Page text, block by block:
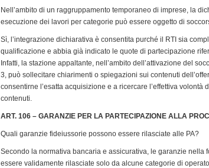
Nell’ambito di un raggruppamento temporaneo di imprese, la
esecuzione dei lavori per categorie può essere oggetto di
Sì, l’integrazione dichiarativa è consentita purché il RTI sia
qualificazione e abbia già indicato le quote di partecipazione
Infatti, la stazione appaltante, nell’ambito dell’attivazione del
3, può sollecitare chiarimenti o spiegazioni sui contenuti
consentirne l’esatta acquisizione e a ricercare l’effettiva
contenuti.
ART. 106 – GARANZIE PER LA PARTECIPAZIONE ALLA
Quali garanzie fideiussorie possono essere rilasciate alle PA?
Secondo la normativa bancaria e assicurativa, le garanzie
essere validamente rilasciate solo da alcune categorie di